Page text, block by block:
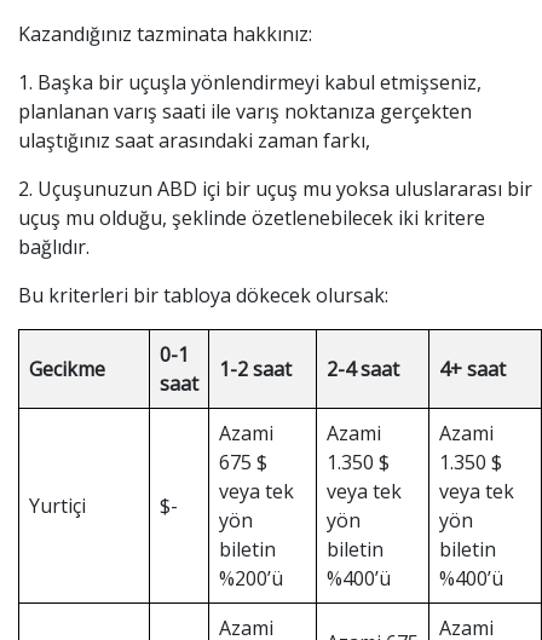
Kazandığınız tazminata hakkınız:
1. Başka bir uçuşla yönlendirmeyi kabul etmişseniz,
planlanan varış saati ile varış noktanıza gerçekten
ulaştığınız saat arasındaki zaman farkı,
2. Uçuşunuzun ABD içi bir uçuş mu yoksa uluslararası bir
uçuş mu olduğu, şeklinde özetlenebilecek iki kritere
bağlıdır.
Bu kriterleri bir tabloya dökecek olursak:
Gecikme
0-1
saat
1-2 saat 2-4 saat 4+ saat
Yurtiçi $-
Azami
675 $
veya tek
yön
biletin
%200’ü
Azami
1.350 $
veya tek
yön
biletin
%400’ü
Azami
1.350 $
veya tek
yön
biletin
%400’ü
Azami
Azami